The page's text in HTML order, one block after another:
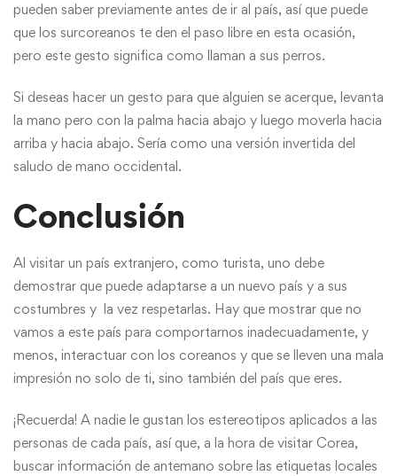
pueden saber previamente antes de ir al país, así que puede
que los surcoreanos te den el paso libre en esta ocasión,
pero este gesto significa como llaman a sus perros.
Si deseas hacer un gesto para que alguien se acerque, levanta
la mano pero con la palma hacia abajo y luego moverla hacia
arriba y hacia abajo. Sería como una versión invertida del
saludo de mano occidental.
Conclusión
Al visitar un país extranjero, como turista, uno debe
demostrar que puede adaptarse a un nuevo país y a sus
costumbres y la vez respetarlas. Hay que mostrar que no
vamos a este país para comportarnos inadecuadamente, y
menos, interactuar con los coreanos y que se lleven una mala
impresión no solo de ti, sino también del país que eres.
¡Recuerda! A nadie le gustan los estereotipos aplicados a las
personas de cada país, así que, a la hora de visitar Corea,
buscar información de antemano sobre las etiquetas locales